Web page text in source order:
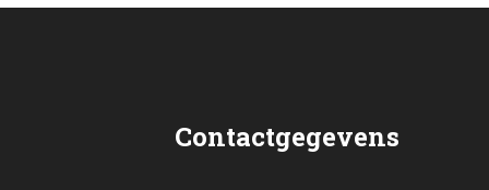
Contactgegevens